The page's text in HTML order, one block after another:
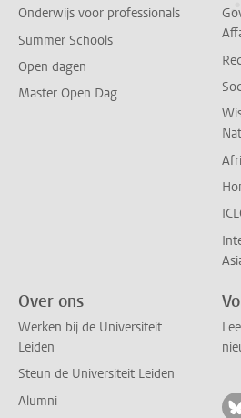
Onderwijs voor professionals
Summer Schools
Open dagen
Master Open Dag
Over ons
Werken bij de Universiteit
Leiden
Steun de Universiteit Leiden
Alumni